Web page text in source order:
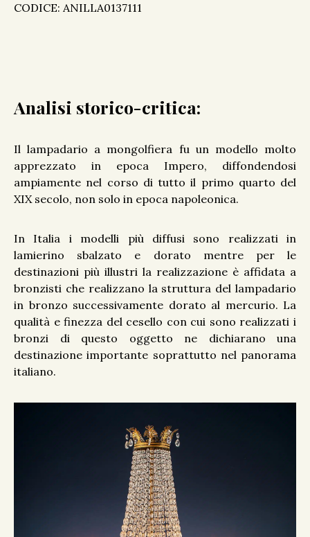
CODICE: ANILLA0137111
Analisi storico-critica:
Il lampadario a mongolfiera fu un modello molto
apprezzato in epoca Impero, diffondendosi
ampiamente nel corso di tutto il primo quarto del
XIX secolo, non solo in epoca napoleonica.
In Italia i modelli più diffusi sono realizzati in
lamierino sbalzato e dorato mentre per le
destinazioni più illustri la realizzazione è affidata a
bronzisti che realizzano la struttura del lampadario
in bronzo successivamente dorato al mercurio. La
qualità e finezza del cesello con cui sono realizzati i
bronzi di questo oggetto ne dichiarano una
destinazione importante soprattutto nel panorama
italiano.